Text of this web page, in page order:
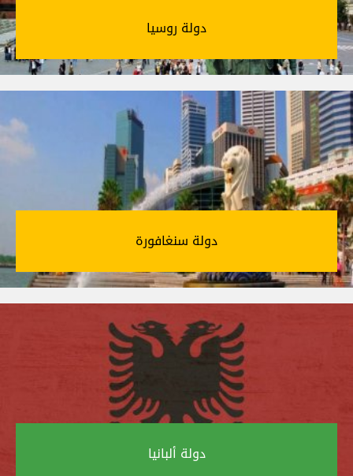
دولة روسيا‎
دولة سنغافورة‎
دولة ألبانيا‎